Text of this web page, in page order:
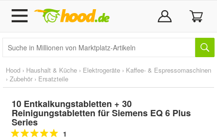
Hood › Haushalt & Küche › Elektrogeräte › Kaffee- & Espressomaschinen
› Zubehör › Ersatzteile
10 Entkalkungstabletten + 30
Reinigungstabletten für Siemens EQ 6 Plus
Series
1